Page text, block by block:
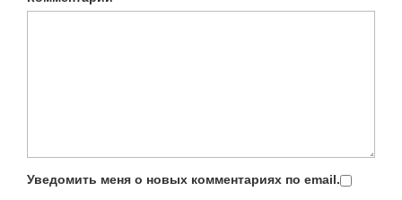
Уведомить меня о новых комментариях по email.